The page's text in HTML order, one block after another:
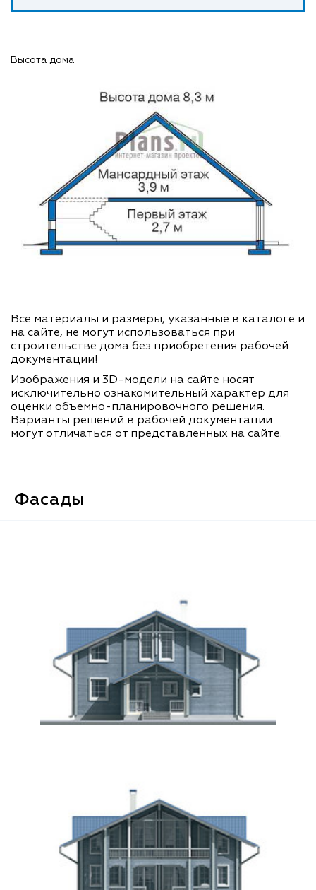
Высота дома
Все материалы и размеры, указанные в каталоге и
на сайте, не могут использоваться при
строительстве дома без приобретения рабочей
документации!
Изображения и 3D-модели на сайте носят
исключительно ознакомительный характер для
оценки объемно-планировочного решения.
Варианты решений в рабочей документации
могут отличаться от представленных на сайте.
Фасады